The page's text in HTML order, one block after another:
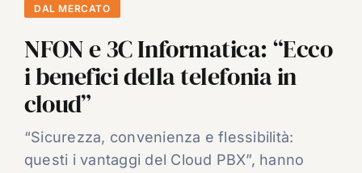
DAL MERCATO
CARRIERE
VIDEO
EVENTI
CHI SIAMO
DAL MERCATO
NFON e 3C Informatica: “Ecco
i benefici della telefonia in
cloud”
“Sicurezza, convenienza e flessibilità:
questi i vantaggi del Cloud PBX”, hanno